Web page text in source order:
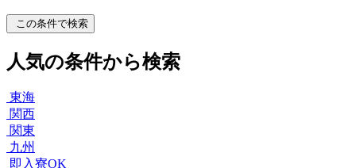
この条件で検索
人気の条件から検索
東海
関西
関東
九州
即入寮OK